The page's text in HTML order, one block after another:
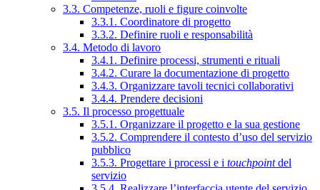
3.3. Competenze, ruoli e figure coinvolte
3.3.1. Coordinatore di progetto
3.3.2. Definire ruoli e responsabilità
3.4. Metodo di lavoro
3.4.1. Definire processi, strumenti e rituali
3.4.2. Curare la documentazione di progetto
3.4.3. Organizzare tavoli tecnici collaborativi
3.4.4. Prendere decisioni
3.5. Il processo progettuale
3.5.1. Organizzare il progetto e la sua gestione
3.5.2. Comprendere il contesto d’uso del servizio
pubblico
3.5.3. Progettare i processi e i touchpointdel
servizio